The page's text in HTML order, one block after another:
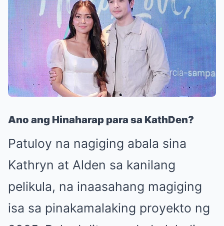
Ano ang Hinaharap para sa KathDen?
Patuloy na nagiging abala sina
Kathryn at Alden sa kanilang
pelikula, na inaasahang magiging
isa sa pinakamalaking proyekto ng